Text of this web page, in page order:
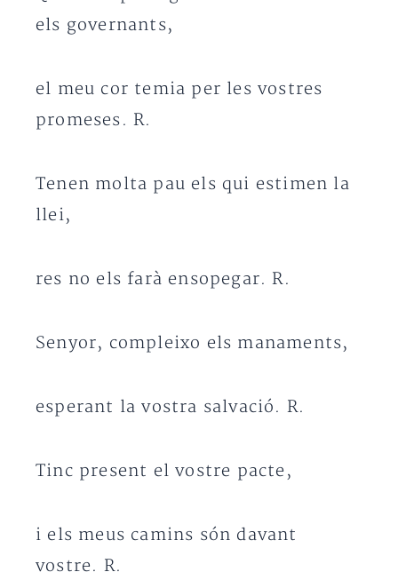
els governants,
el meu cor temia per les vostres
promeses. R.
Tenen molta pau els qui estimen la
llei,
res no els farà ensopegar. R.
Senyor, compleixo els manaments,
esperant la vostra salvació. R.
Tinc present el vostre pacte,
i els meus camins són davant
vostre. R.